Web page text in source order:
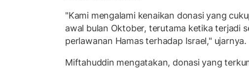
"Kami mengalami kenaikan donasi yang
awal bulan Oktober, terutama ketika terjadi
perlawanan Hamas terhadap Israel," ujarnya.
Miftahuddin mengatakan, donasi yang